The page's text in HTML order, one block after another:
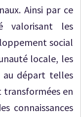
Ainsi par ce
valorisant les
social
locale, les
au départ telles
transformées en
connaissances